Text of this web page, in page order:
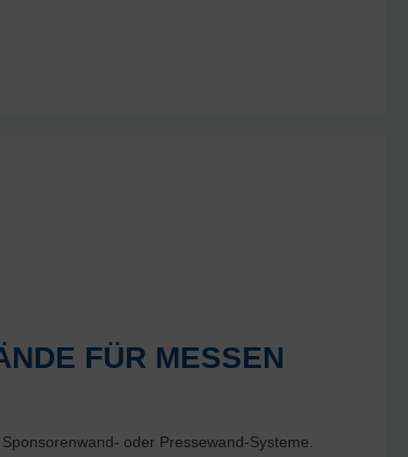
FÜR MESSEN
oder Pressewand-Systeme.